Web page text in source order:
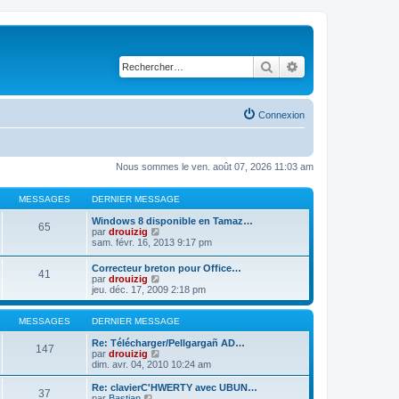
Rechercher
Connexion
Nous sommes le ven. août 07, 2026 11:03 am
MESSAGES DERNIER MESSAGE
65
Windows 8 disponible en Tamaz…
par drouizig
o
u
l
t
e
r
l
d
e
r
n
i
sam. févr. 16, 2013 9:17 pm
41
Correcteur breton pour Office…
par drouizig
o
n
s
u
l
t
r
l
e
jeu. déc. 17, 2009 2:18 pm
MESSAGES DERNIER MESSAGE
147
Re: Télécharger/Pellgargañ AD…
par drouizig
o
n
s
dim. avr. 04, 2010 10:24 am
37
Re: clavierC'HWERTY avec UBUN…